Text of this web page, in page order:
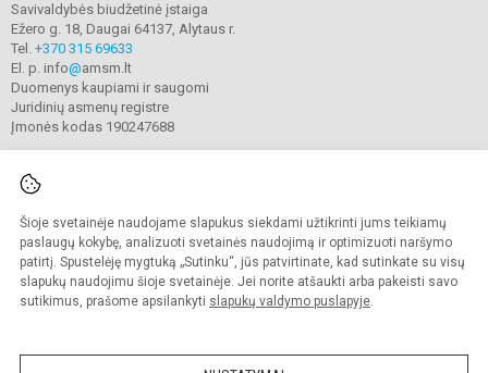
Šioje svetainėje naudojame slapukus siekdami užtikrinti jums teikiamų
paslaugų kokybę, analizuoti svetainės naudojimą ir optimizuoti naršymo
patirtį. Spustelėję mygtuką „Sutinku“, jūs patvirtinate, kad sutinkate su visų
slapukų naudojimu šioje svetainėje. Jei norite atšaukti arba pakeisti savo
sutikimus, prašome apsilankyti slapukų valdymo puslapyje.
Savivaldybės biudžetinė įstaiga
Ežero g. 18, Daugai 64137, Alytaus r.
Tel. +370 315 69633
El. p. info@amsm.lt
Duomenys kaupiami ir saugomi
Juridinių asmenų registre
Įmonės kodas 190247688
© 2020. Alytaus r. meno ir sporto mokykla. Visos teisės saugomos.
Kopijuoti turinį be raštiško mokyklos sutikimo griežtai draudžiama.
Prieinamumo paraiška Slapukų valdymas
Sumanus būdas atnaujinti